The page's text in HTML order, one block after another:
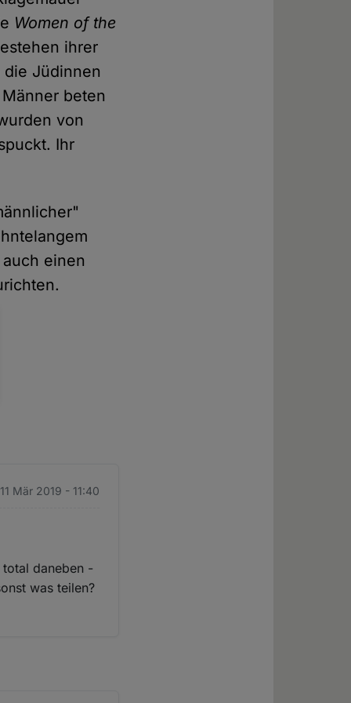
Women of the
ihrer
Jüdinnen
beten
von
Ihr
einen
Mär 2019 - 11:40
daneben -
was teilen?